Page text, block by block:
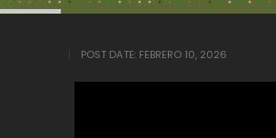
POST DATE: FEBRERO 10, 2026